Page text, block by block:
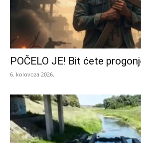
POČELO JE! Bit ćete
6. kolovoza 2026.